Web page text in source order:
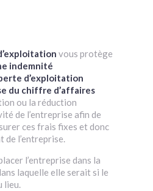
vous protège
indemnité
d’exploitation
du chiffre d’affaires
ou la réduction
de l’entreprise afin de
ces frais fixes et donc
de l’entreprise.
l’entreprise dans la
laquelle elle serait si le
lieu.